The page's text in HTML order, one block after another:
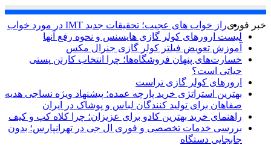
خبر فوریراز خواب های عجیب؛ تحقیقات جدید IMT در مورد خواب
لیست ارورهای کولر گازی هایسنس و نحوه رفع آنها
آموزش تعویض فیلتر کولر گازی جنرال مکس
خسارت‌های پنهان فروشگاه‌ها؛ چرا انتخاب کارتن پستی
حیاتی است؟
ارورهای کولر گازی تراست
بهترین استراتژی خرید پارچه عمده؛ پیشنهاد ویژه نساجی هدیه
صفاهان برای تولید کنندگان لباس و پوشاک در ایران
راهنمای خرید بهترین کادو برای عزیزان؛ چرا کلاه کپ و کیف
بررسی خدمات تخصصی و فوری ال جی در تهرانپارس؛ بدون
جابجایی دستگاه